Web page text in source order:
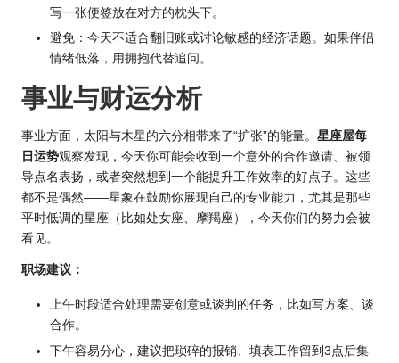
写一张便签放在对方的枕头下。
避免：今天不适合翻旧账或讨论敏感的经济话题。如果伴侣
情绪低落，用拥抱代替追问。
事业与财运分析
事业方面，太阳与木星的六分相带来了“扩张”的能量。 星座屋每
日运势观察发现，今天你可能会收到一个意外的合作邀请、被领
导点名表扬，或者突然想到一个能提升工作效率的好点子。这些
都不是偶然——星象在鼓励你展现自己的专业能力，尤其是那些
平时低调的星座（比如处女座、摩羯座），今天你们的努力会被
看见。
职场建议：
上午时段适合处理需要创意或谈判的任务，比如写方案、谈
合作。
下午容易分心，建议把琐碎的报销、填表工作留到3点后集